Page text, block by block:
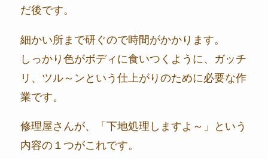
だ後です。
細かい所まで研ぐので時間がかかります。
しっかり色がボディに食いつくように、ガッチ
リ、ツル～ンという仕上がりのために必要な作
業です。
修理屋さんが、「下地処理しますよ～」という
内容の１つがこれです。